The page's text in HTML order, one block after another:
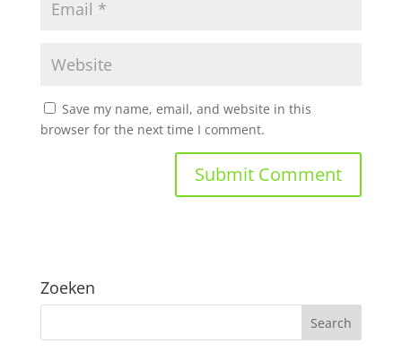
Save my name, email, and website in this
browser for the next time I comment.
Zoeken